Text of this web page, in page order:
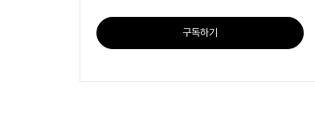
구독하기